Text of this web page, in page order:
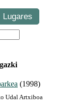
Lugares
(1998)
Udal Artxiboa